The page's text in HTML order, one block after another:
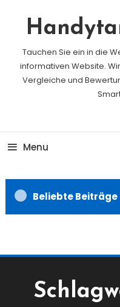
Tauchen Sie ein in die
informativen Website.
Vergleiche und
Menu
Beliebte Beiträge